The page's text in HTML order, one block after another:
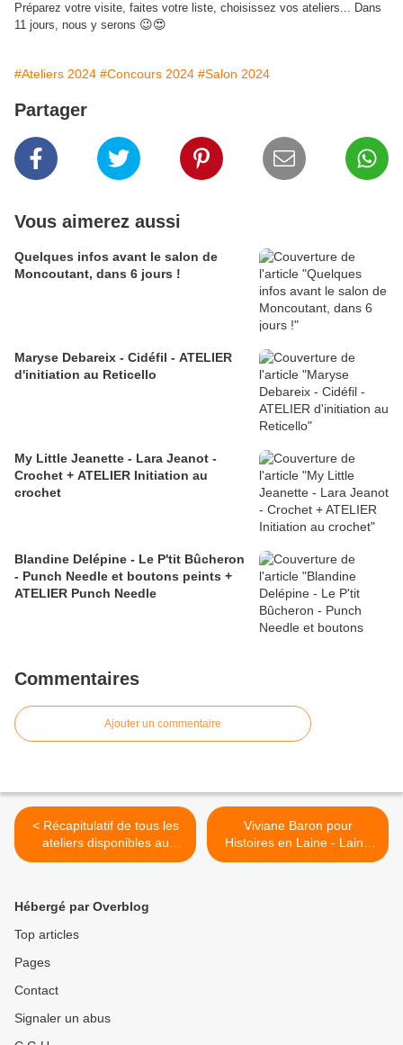
Préparez votre visite, faites votre liste, choisissez vos ateliers... Dans
11 jours, nous y serons 😉😍
#Ateliers 2024 #Concours 2024 #Salon 2024
Partager
Vous aimerez aussi
Quelques infos avant le salon de
Moncoutant, dans 6 jours !
Maryse Debareix - Cidéfil - ATELIER
d'initiation au Reticello
My Little Jeanette - Lara Jeanot -
Crochet + ATELIER Initiation au
crochet
Blandine Delépine - Le P'tit Bûcheron
- Punch Needle et boutons peints +
ATELIER Punch Needle
Commentaires
Ajouter un commentaire
< Récapitulatif de tous les
ateliers disponibles au
salon de Moncoutant 2024
Viviane Baron pour
Histoires en Laine - Laine
feutrée à la main +
Hébergé par Overblog
Top articles
Pages
Contact
Signaler un abus